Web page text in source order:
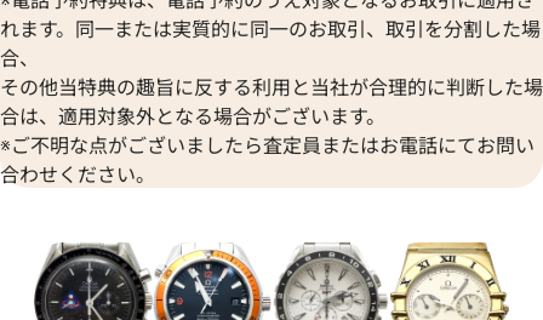
格
日時点の参考買取価格です
参考買取価格
※2025年1月27日時点の参考
れます。同一または実質的に同一のお取引、取引を分割した場
合、
その他当特典の趣旨に反する利用と当社が合理的に判断した場
合は、適用対象外となる場合がございます。
※ご不明な点がございましたら査定員またはお電話にてお問い
合わせください。